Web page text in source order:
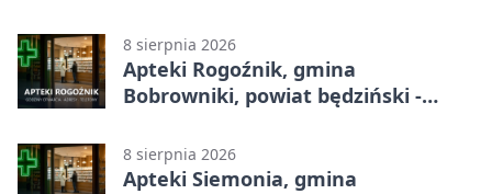
8 sierpnia 2026
Apteki Rogoźnik, gmina
Bobrowniki, powiat będziński -
8 sierpnia 2026
Apteki Siemonia, gmina